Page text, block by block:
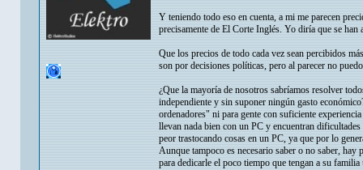
Y teniendo todo eso en cuenta, a mi me parecen
precisamente de El Corte Inglés. Yo diría que se han
Que los precios de todo cada vez sean percibidos
son por decisiones políticas, pero al parecer no
¿Que la mayoría de nosotros sabríamos resolver
independiente y sin suponer ningún gasto
ordenadores" ni para gente con suficiente
llevan nada bien con un PC y encuentran
peor trastocando cosas en un PC, ya que por lo
Aunque tampoco es necesario saber o no saber,
para dedicarle el poco tiempo que tengan a su